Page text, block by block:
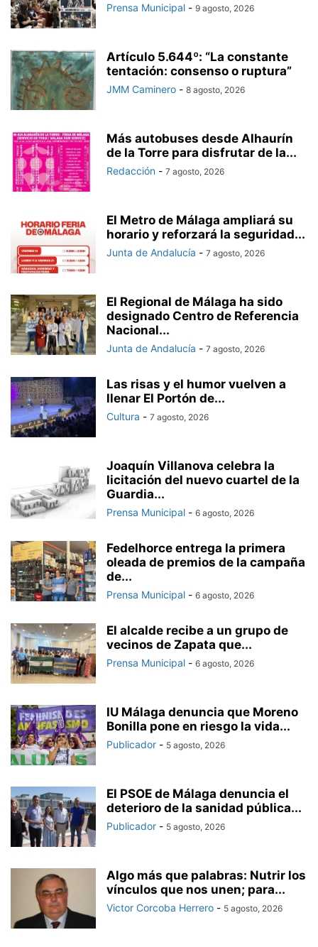
Prensa Municipal - 9 agosto, 2026
Artículo 5.644º: “La constante
tentación: consenso o ruptura”
JMM Caminero - 8 agosto, 2026
Más autobuses desde Alhaurín
de la Torre para disfrutar de la...
Redacción - 7 agosto, 2026
El Metro de Málaga ampliará su
horario y reforzará la seguridad...
Junta de Andalucía - 7 agosto, 2026
El Regional de Málaga ha sido
designado Centro de Referencia
Nacional...
Junta de Andalucía - 7 agosto, 2026
Las risas y el humor vuelven a
llenar El Portón de...
Cultura - 7 agosto, 2026
Joaquín Villanova celebra la
licitación del nuevo cuartel de la
Guardia...
Prensa Municipal - 6 agosto, 2026
Fedelhorce entrega la primera
oleada de premios de la campaña
de...
Prensa Municipal - 6 agosto, 2026
El alcalde recibe a un grupo de
vecinos de Zapata que...
Prensa Municipal - 6 agosto, 2026
IU Málaga denuncia que Moreno
Bonilla pone en riesgo la vida...
Publicador - 5 agosto, 2026
El PSOE de Málaga denuncia el
deterioro de la sanidad pública...
Publicador - 5 agosto, 2026
Algo más que palabras: Nutrir los
vínculos que nos unen; para...
Victor Corcoba Herrero - 5 agosto, 2026